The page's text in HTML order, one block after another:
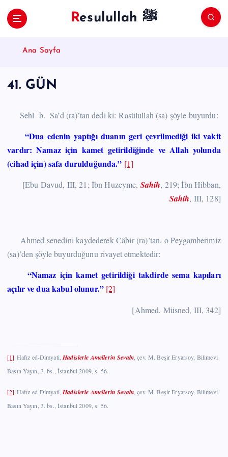
Resulullah ﷺ
Ana Sayfa
41. GÜN
Sehl b. Sa’d (ra)’tan dedi ki:Rasûlullah (sa) şöyle buyurdu:
“Dua edenin yaptığı duanın geri çevrilmediği iki vakit
vardır: Namaz için kamet getirildiğinde ve Allah yolunda
(cihad için) safa durulduğunda.” [1]
[Ebu Davud, III, 21; İbn Huzeyme, Sahih, 219; İbn Hibban,
Sahih, III, 128]
Ahmed senedini kaydederek Câbir (ra)’tan, o Peygamberimiz
(sa)’den şöyle buyurduğunu rivayet etmektedir:
“Namaz için kamet getirildiği takdirde sema kapıları
açılır ve dua kabul olunur.” [2]
[Ahmed, Müsned, III, 342]
[1] Hafız ed-Dimyati,Hadislerle Amellerin Sevabı , çev. M. Beşir Eryarsoy, Bilimevi
Basın Yayın, 3. bs., İstanbul 2009, s. 56.
[2] Hafız ed-Dimyati,Hadislerle Amellerin Sevabı , çev. M. Beşir Eryarsoy, Bilimevi
Basın Yayın, 3. bs., İstanbul 2009, s. 56.